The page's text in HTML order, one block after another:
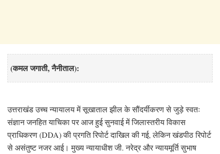
(कमल जगाती, नैनीताल):
उत्तराखंड उच्च न्यायालय में सूखाताल झील के सौंदर्यीकरण से जुड़े स्वतः
संज्ञान जनहित याचिका पर आज हुई सुनवाई में जिलास्तरीय विकास
प्राधिकरण (DDA) की प्रगति रिपोर्ट दाखिल की गई, लेकिन खंडपीठ रिपोर्ट
से असंतुष्ट नजर आई। मुख्य न्यायाधीश जी. नरेद्र और न्यायमूर्ति सुभाष